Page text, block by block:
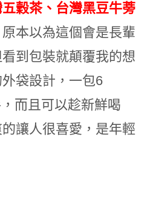
五穀茶、台灣黑豆牛蒡
本以為這個會是長輩
到包裝就顛覆我的想
袋設計，一包6
而且可以趁新鮮喝
讓人很喜愛，是年輕